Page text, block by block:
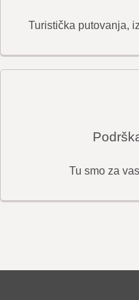
Turistička putovanja,
Tu smo za